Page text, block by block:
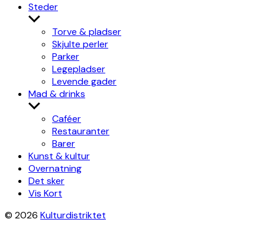
Steder
Show
sub
menu
Torve & pladser
Skjulte perler
Parker
Legepladser
Levende gader
Mad & drinks
Show
sub
menu
Caféer
Restauranter
Barer
Kunst & kultur
Overnatning
Det sker
Vis Kort
© 2026 Kulturdistriktet